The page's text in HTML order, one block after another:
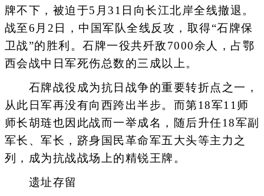
牌不下，被迫于5月31日向长江北岸全线撤退。
战至6月2日，中国军队全线反攻，取得“石牌保
卫战”的胜利。石牌一役共歼敌7000余人，占鄂
西会战中日军死伤总数的三成以上。
石牌战役成为抗日战争的重要转折点之一，
从此日军再没有向西跨出半步。而第18军11师
师长胡琏也因此战而一举成名，随后升任18军副
军长、军长，跻身国民革命军五大头等主力之
列，成为抗战战场上的精锐王牌。
遗址存留